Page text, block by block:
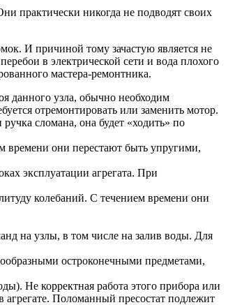
практически никогда не подводят своих
И причиной тому зачастую является не
в электрической сети и вода плохого
мастера-ремонтника.
данного узла, обычно необходим
отремонтировать или заменить мотор.
сломана, она будет «ходить» по
времени они перестают быть упругими,
эксплуатации агрегата. При
колебаний. С течением времени они
на узлы, в том числе на залив воды. Для
остроконечными предметами,
Не корректная работа этого прибора или
агрегате. Поломанный пресостат подлежит